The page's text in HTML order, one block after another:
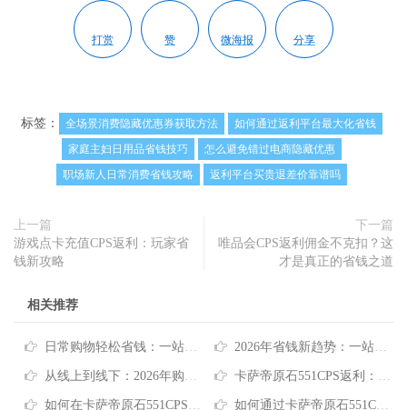
打赏 赞 微海报 分享
标签： 全场景消费隐藏优惠券获取方法
如何通过返利平台最大化省钱
家庭主妇日用品省钱技巧
怎么避免错过电商隐藏优惠
职场新人日常消费省钱攻略
返利平台买贵退差价靠谱吗
上一篇
游戏点卡充值CPS返利：玩家省
钱新攻略
下一篇
唯品会CPS返利佣金不克扣？这
才是真正的省钱之道
相关推荐
日常购物轻松省钱：一站式返利平台的实用价值解析 2026年省钱新趋势：一站式返利平台如何重构消费体验
从线上到线下：2026年购物省钱的核心逻辑与实践路径 卡萨帝原石551CPS返利：如何智慧购买高端冰箱省下数千元
如何在卡萨帝原石551CPS推广平台获取超值购物优惠 如何通过卡萨帝原石551CPS推广信息省下千元购机款